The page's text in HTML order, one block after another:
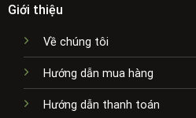
Giới thiệu
Về chúng tôi
Hướng dẫn mua hàng
Hướng dẫn thanh toán